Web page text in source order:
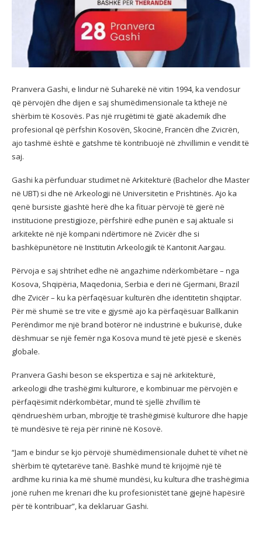
Pranvera Gashi, e lindur në Suharekë në vitin 1994, ka vendosur
që përvojën dhe dijen e saj shumëdimensionale ta kthejë në
shërbim të Kosovës. Pas një rrugëtimi të gjatë akademik dhe
profesional që përfshin Kosovën, Skocinë, Francën dhe Zvicrën,
ajo tashmë është e gatshme të kontribuojë në zhvillimin e vendit të
saj.
Gashi ka përfunduar studimet në Arkitekturë (Bachelor dhe Master
në UBT) si dhe në Arkeologji në Universitetin e Prishtinës. Ajo ka
qenë bursiste gjashtë herë dhe ka fituar përvojë të gjerë në
institucione prestigjioze, përfshirë edhe punën e saj aktuale si
arkitekte në një kompani ndërtimore në Zvicër dhe si
bashkëpunëtore në Institutin Arkeologjik të Kantonit Aargau.
Përvoja e saj shtrihet edhe në angazhime ndërkombëtare – nga
Kosova, Shqipëria, Maqedonia, Serbia e deri në Gjermani, Brazil
dhe Zvicër – ku ka përfaqësuar kulturën dhe identitetin shqiptar.
Për më shumë se tre vite e gjysmë ajo ka përfaqësuar Ballkanin
Perëndimor me një brand botëror në industrinë e bukurisë, duke
dëshmuar se një femër nga Kosova mund të jetë pjesë e skenës
globale.
Pranvera Gashi beson se ekspertiza e saj në arkitekturë,
arkeologji dhe trashëgimi kulturore, e kombinuar me përvojën e
përfaqësimit ndërkombëtar, mund të sjellë zhvillim të
qëndrueshëm urban, mbrojtje të trashëgimisë kulturore dhe hapje
të mundësive të reja për rininë në Kosovë.
“Jam e bindur se kjo përvojë shumëdimensionale duhet të vihet në
shërbim të qytetarëve tanë. Bashkë mund të krijojmë një të
ardhme ku rinia ka më shumë mundësi, ku kultura dhe trashëgimia
jonë ruhen me krenari dhe ku profesionistët tanë gjejnë hapësirë
për të kontribuar”, ka deklaruar Gashi.